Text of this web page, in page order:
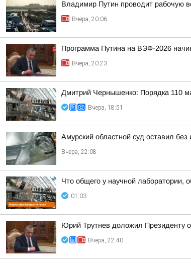
Владимир Путин проводит рабочую
Вчера, 20:06
Программа Путина на ВЭФ-2026
Вчера, 20:23
Дмитрий Чернышенко: Порядка 110
Вчера, 18:51
Амурский областной суд оставил
Вчера, 22:08
Что общего у научной лаборатории,
01:03
Юрий Трутнев доложил Президенту
Вчера, 22:40